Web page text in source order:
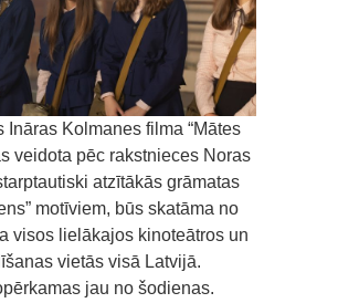
Ināras Kolmanes filma “Mātes
veidota pēc rakstnieces Noras
atzītākās grāmatas
motīviem, būs skatāma no
visos lielākajos kinoteātros un
vietās visā Latvijā.
jau no šodienas.